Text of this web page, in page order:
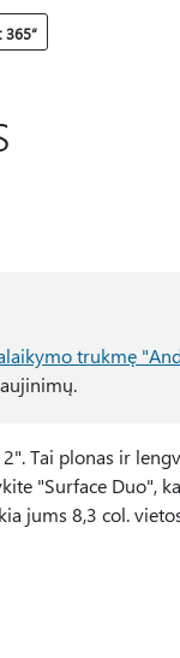
trukmę
Tai plonas ir
"Surface Duo",
jums 8,3 col.